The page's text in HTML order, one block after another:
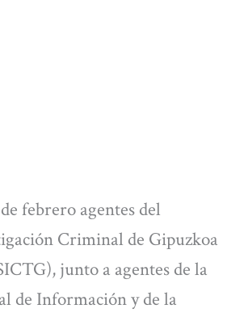
febrero agentes del
Criminal de Gipuzkoa
junto a agentes de la
de Información y de la